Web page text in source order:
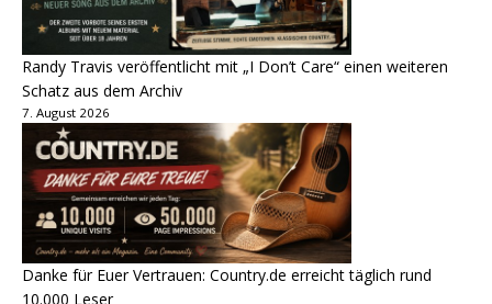
Randy Travis veröffentlicht mit „I Don’t Care“ einen weiteren
Schatz aus dem Archiv
7. August 2026
Danke für Euer Vertrauen: Country.de erreicht täglich rund
10.000 Leser